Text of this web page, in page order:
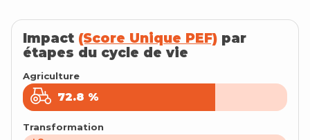
Impact (Score Unique PEF) par
étapes du cycle de vie
Agriculture
72.8 %
72.8 %
Transformation